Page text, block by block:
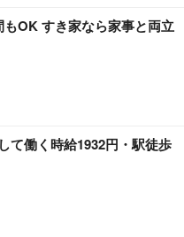
OK すき家なら家事と両立
て働く時給1932円・駅徒歩